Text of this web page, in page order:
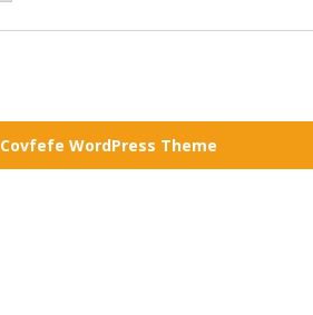
Covfefe WordPress Theme